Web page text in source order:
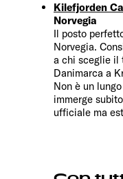
Kilefjorden
Norvegia
Il posto
Norvegia.
a chi sceglie il
Danimarca a
Non è un
immerge
ufficiale ma